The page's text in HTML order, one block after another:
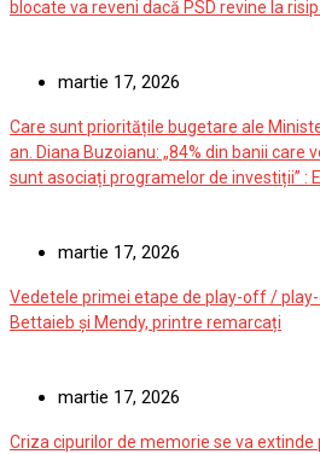
blocate va reveni dacă PSD revine la
martie 17, 2026
Care sunt prioritățile bugetare ale
an. Diana Buzoianu: „84% din banii care
sunt asociați programelor de investiții” :
martie 17, 2026
Vedetele primei etape de play-off /
Bettaieb și Mendy, printre remarcați
martie 17, 2026
Criza cipurilor de memorie se va